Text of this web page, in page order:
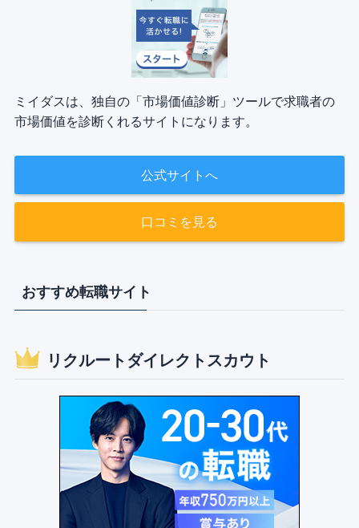
ミイダスは、独自の「市場価値診断」ツールで求職者の
市場価値を診断くれるサイトになります。
公式サイトへ
口コミを見る
おすすめ転職サイト
リクルートダイレクトスカウト